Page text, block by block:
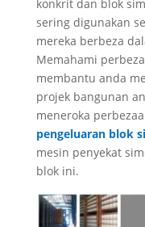
konkrit dan blok
sering digunakan
mereka berbeza
Memahami
membantu anda
projek bangunan
meneroka
pengeluaran blok
mesin penyekat
blok ini.